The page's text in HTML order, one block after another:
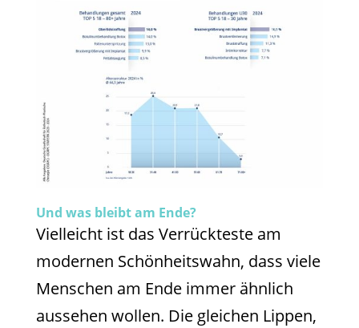
Und was bleibt am Ende?
Vielleicht ist das Verrückteste am
modernen Schönheitswahn, dass viele
Menschen am Ende immer ähnlich
aussehen wollen. Die gleichen Lippen,